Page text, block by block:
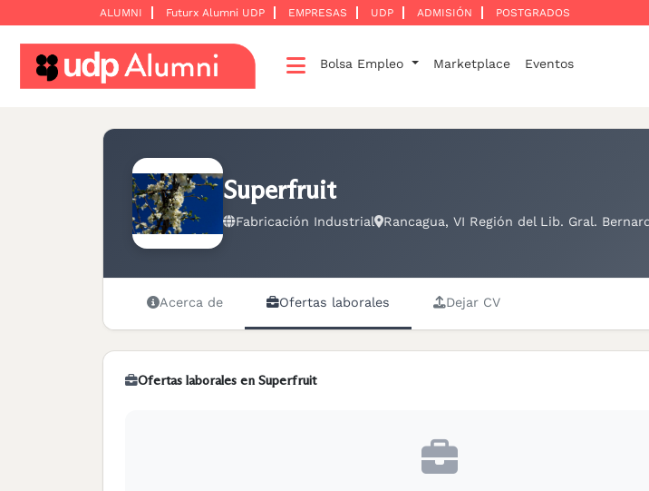
ALUMNI Futurx Alumni UDP EMPRESAS UDP ADMISIÓN POSTGRADOS
Bolsa Empleo Marketplace Eventos
Desarrollo
Construyamos
Superfruit
Fabricación Industrial Rancagua, VI Región del Lib. Gral.
Acerca de Ofertas laborales Dejar CV
Ofertas laborales en Superfruit